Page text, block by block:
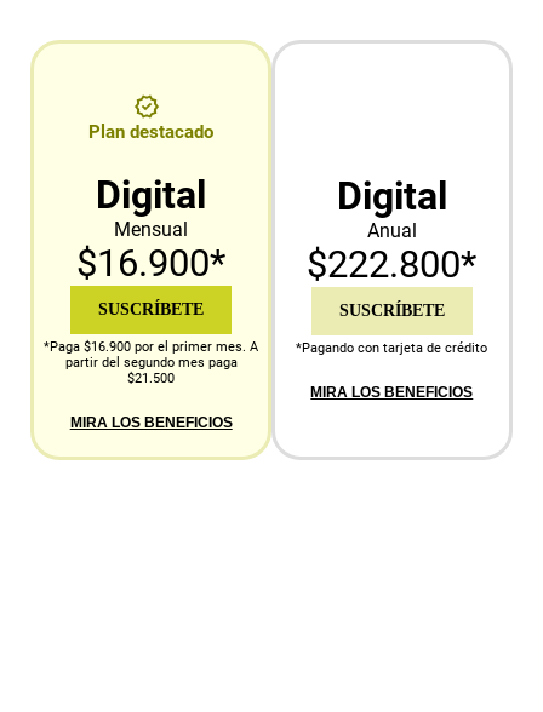
Plan destacado
Digital
Mensual
$16.900*
SUSCRÍBETE
*Paga $16.900 por el primer mes. A
partir del segundo mes paga
$21.500
MIRA LOS BENEFICIOS
Digital
Anual
$222.800*
SUSCRÍBETE
*Pagando con tarjeta de crédito
MIRA LOS BENEFICIOS